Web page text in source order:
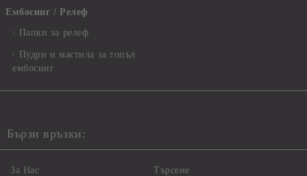
Ембосинг / Релеф
Папки за релеф
Пудри и мастила за топъл
ембосинг
Бързи връзки:
За Нас Търсене